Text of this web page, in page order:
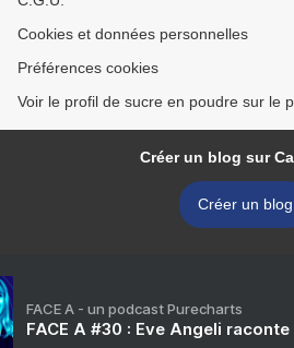
Cookies et données personnelles
Préférences cookies
Voir le profil de sucre en poudre sur le
Créer un blog sur
Créer un blog
FACE A - un podcast Purecharts
FACE A #30 : Eve Angeli